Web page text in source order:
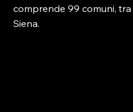
comprende 99 comuni,
Siena.